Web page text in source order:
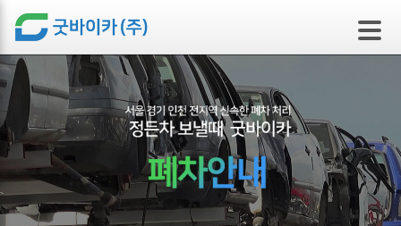
본문 바로가기